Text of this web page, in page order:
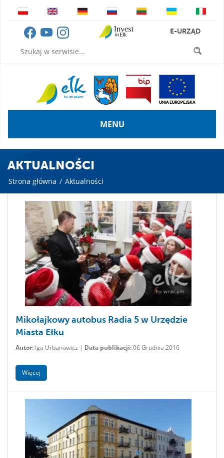
E-URZĄD
MENU
AKTUALNOŚCI
Strona główna / Aktualności
Mikołajkowy autobus Radia 5 w Urzędzie
Miasta Ełku
Autor: Iga Urbanowicz | Data publikacji:06 Grudnia 2016
Więcej